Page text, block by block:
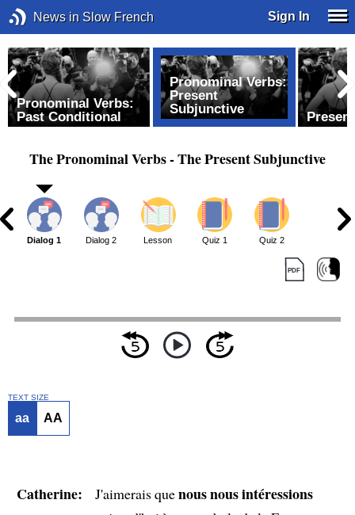
News in Slow French Sign In
Pronominal Verbs:
Past Conditional
Pronominal Verbs:
Present
Subjunctive
The Pronominal Verbs - The Present Subjunctive
Dialog 1 Dialog 2 Lesson Quiz 1 Quiz 2
TEXT SIZE
aa AA
Catherine: J'aimerais quenous nous intéressions